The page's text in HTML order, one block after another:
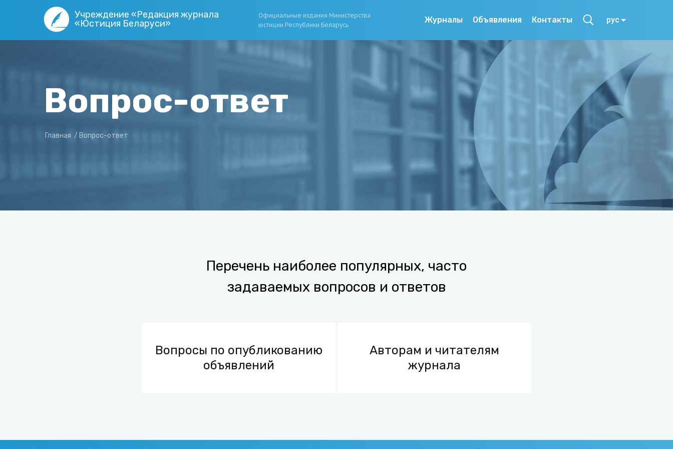
Учреждение «Редакция журнала
«Юстиция Беларуси»
Официальные издания Министерства
юстиции Республики Беларусь
Журналы Объявления Контакты рус
Вопрос-ответ
Главная / Вопрос-ответ
Перечень наиболее популярных, часто
задаваемых вопросов и ответов
Вопросы по опубликованию
объявлений
Авторам и читателям
журнала